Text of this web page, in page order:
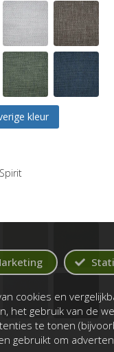
kleur
cookies en
het gebruik van de
te tonen
gebruikt om